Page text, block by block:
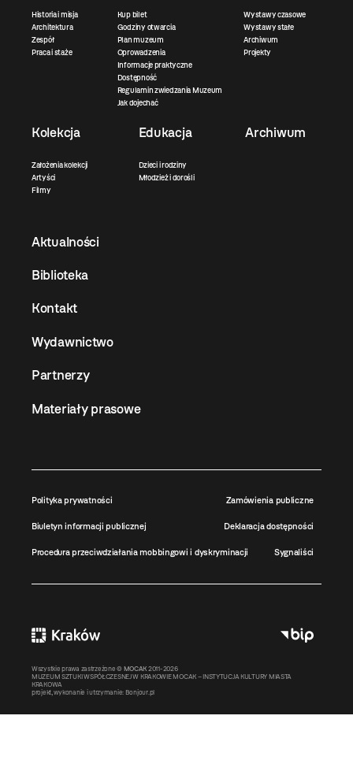
Historia i misja
Architektura
Zespół
Praca i staże
Kup bilet
Godziny otwarcia
Plan muzeum
Oprowadzenia
Informacje praktyczne
Dostępność
Regulamin zwiedzania Muzeum
Jak dojechać
Wystawy czasowe
Wystawy stałe
Archiwum
Projekty
Kolekcja
Założenia kolekcji
Artyści
Filmy
Edukacja
Dzieci i rodziny
Młodzież i dorośli
Archiwum
Aktualności
Biblioteka
Kontakt
Wydawnictwo
Partnerzy
Materiały prasowe
Polityka prywatności Zamówienia publiczne
Biuletyn informacji publicznej Deklaracja dostępności
Procedura przeciwdziałania mobbingowi i dyskryminacji Sygnaliści
Wszystkie prawa zastrzeżone © MOCAK 2011-2026
MUZEUM SZTUKI WSPÓŁCZESNEJ W KRAKOWIE MOCAK – INSTYTUCJA KULTURY MIASTA
KRAKOWA
projekt, wykonanie i utrzymanie: Bonjour.pl